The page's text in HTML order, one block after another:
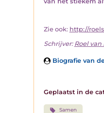
Zie ook: http://
Schrijver: Roel
Biografie van
Geplaatst in de
Samen